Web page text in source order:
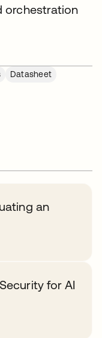
orchestration
Datasheet
an
for AI